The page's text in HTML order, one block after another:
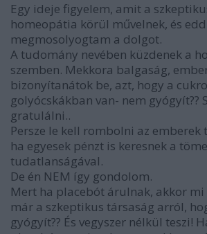
Egy ideje figyelem, amit a
homeopátia körül művelnek, és
megmosolyogtam a dolgot.
A tudomány nevében küzdenek a
szemben. Mekkora balgaság,
bizonyítanátok be, azt, hogy a
golyócskákban van- nem gyógyít??
gratulálni..
Persze le kell rombolni az emberek
ha egyesek pénzt is keresnek a
tudatlanságával.
De én NEM így gondolom.
Mert ha placebót árulnak, akkor mi
már a szkeptikus társaság arról,
gyógyít?? És vegyszer nélkül teszi!